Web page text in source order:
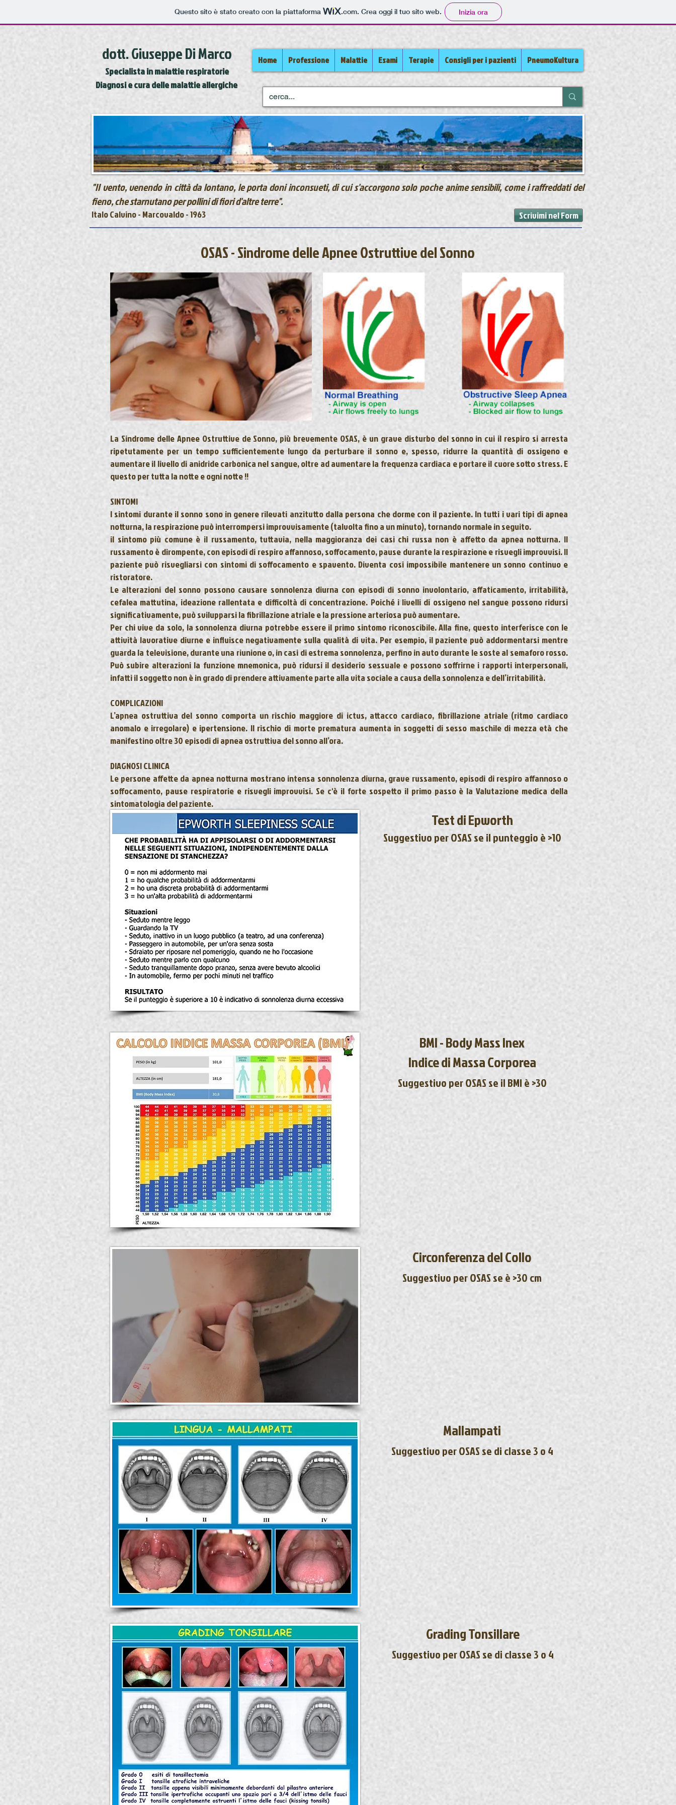
Questo sito è stato creato con la piattaforma .com. Crea oggi il tuo sito web. Inizia ora
dott. Giuseppe Di Marco
Specialista in malattie respiratorie
Diagnosi e cura delle malattie allergiche
Home Professione Malattie Esami Terapie Consigli per i pazienti PneumoKultura
"II vento, venendo in città da lontano, le porta doni inconsueti, di cui s'accorgono solo poche anime sensibili, come i raffreddati del
fieno, che starnutano per pollini di fiori d'altre terre".
Italo Calvino - Marcovaldo - 1963 Scrivimi nel Form
OSAS - Sindrome delle Apnee Ostruttive del Sonno
La Sindrome delle Apnee Ostruttive de Sonno, più brevemente OSAS, è un grave disturbo del sonno in cui il respiro si arresta
ripetutamente per un tempo sufficientemente lungo da perturbare il sonno e, spesso, ridurre la quantità di ossigeno e
aumentare il livello di anidride carbonica nel sangue, oltre ad aumentare la frequenza cardiaca e portare il cuore sotto stress. E
questo per tutta la notte e ogni notte !!
SINTOMI
I sintomi durante il sonno sono in genere rilevati anzitutto dalla persona che dorme con il paziente. In tutti i vari tipi di apnea
notturna, la respirazione può interrompersi improvvisamente(talvolta fino a un minuto), tornando normale in seguito.
il sintomo più comune è il russamento, tuttavia, nella maggioranza dei casi chi russa non è affetto da apnea notturna. Il
russamento è dirompente, con episodi di respiro affannoso, soffocamento, pause durante la respirazione e risvegli improvvisi. Il
paziente può risvegliarsi con sintomi di soffocamento e spavento. Diventa cosi impossibile mantenere un sonno continuo e
ristoratore.
Le alterazioni del sonno possono causare sonnolenza diurna con episodi di sonno involontario, affaticamento, irritabilità,
cefalea mattutina, ideazione rallentata e difficoltà di concentrazione. Poiché i livelli di ossigeno nel sangue possono ridursi
significativamente, può svilupparsi la fibrillazione atrialee la pressione arteriosa può aumentare.
Per chi vive da solo, la sonnolenza diurna potrebbe essere il primo sintomo riconoscibile. Alla fine, questo interferisce con le
attività lavorative diurne e influisce negativamente sulla qualità di vita. Per esempio, il paziente può addormentarsi mentre
guarda la televisione, durante una riunione o, in casi di estrema sonnolenza, perfino in auto durante le soste al semaforo rosso.
Può subire alterazioni la funzione mnemonica, può ridursi il desiderio sessuale e possono soffrirne i rapporti interpersonali,
infatti il soggetto non è in grado di prendere attivamente parte alla vita sociale a causa della sonnolenza e dell’irritabilità.
COMPLICAZIONI
L’apnea ostruttiva del sonno comporta un rischio maggiore di ictus, attacco cardiaco, fibrillazione atriale(ritmo cardiaco
anomalo e irregolare) e ipertensione. Il rischio di morte prematura aumenta in soggetti di sesso maschile di mezza età che
manifestino oltre 30 episodi di apnea ostruttiva del sonno all’ora.
DIAGNOSI CLINICA
Le persone affette da apnea notturna mostrano intensa sonnolenza diurna, grave russamento, episodi di respiro affannoso o
soffocamento, pause respiratorie e risvegli improvvisi. Se c'è il forte sospetto il primo passo è la Valutazione medica della
sintomatologia del paziente.
Test di Epworth
Suggestivo per OSAS se il punteggio è >10
BMI - Body Mass Inex
Indice di Massa Corporea
Suggestivo per OSAS se il BMI è >30
Circonferenza del Collo
Suggestivo per OSAS se è >30 cm
Mallampati
Suggestivo per OSAS se di classe 3 o 4
Grading Tonsillare
Suggestivo per OSAS se di classe 3 o 4